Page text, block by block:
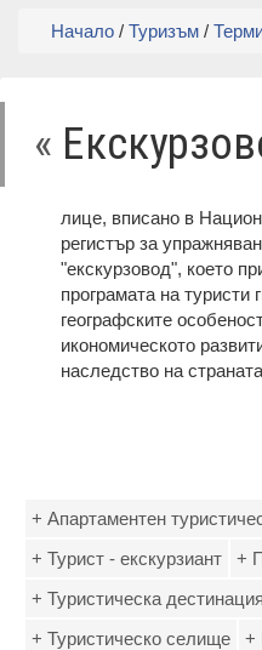
Начало / Туризъм /
«
лице, вписано в
регистър за
"екскурзовод", което
програмата на туристи
географските
икономическото
наследство на
+ Апартаментен
+ Турист - екскурзиант
+
+ Туристическа дестинация
+ Туристическо селище
+